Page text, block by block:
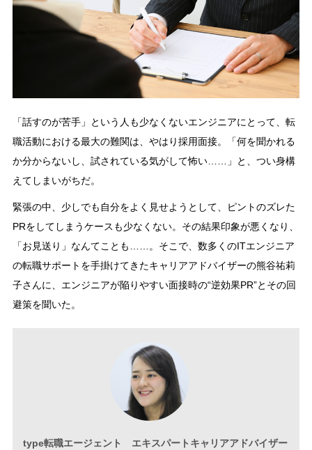
「話すのが苦手」という人も少なくないエンジニアにとって、転
職活動における最大の難関は、やはり採用面接。「何を聞かれる
か分からないし、試されている気がして怖い……」と、つい身構
えてしまいがちだ。
緊張の中、少しでも自分をよく見せようとして、ピントのズレた
PRをしてしまうケースも少なくない。その結果印象が悪くなり、
「お見送り」なんてことも……。そこで、数多くのITエンジニア
の転職サポートを手掛けてきたキャリアアドバイザーの熊谷祐莉
子さんに、エンジニアが陥りやすい面接時の“逆効果PR”とその回
避策を聞いた。
type転職エージェント エキスパートキャリアアドバイザー